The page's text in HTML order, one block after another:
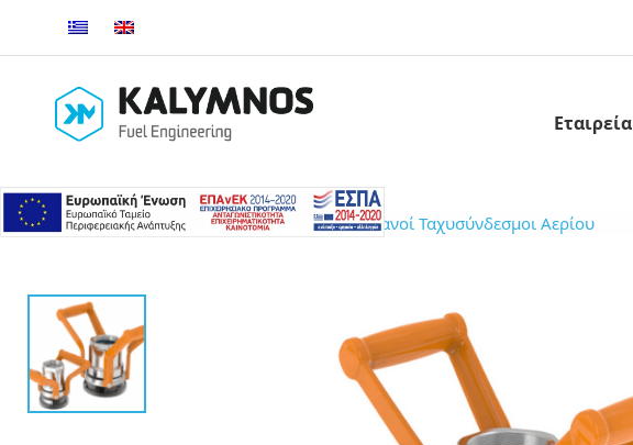
Εταιρεία
Αρχική σελίδα/MANN TEK/ Στεγανοί Ταχυσύνδεσμοι Αερίου